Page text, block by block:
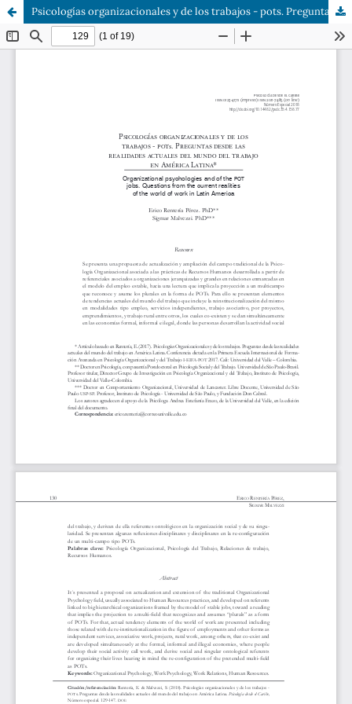
Psicologías organizacionales y de los trabajos - pots. Preguntas desde las realidades actuales del mundo del trabajo en América Latina*